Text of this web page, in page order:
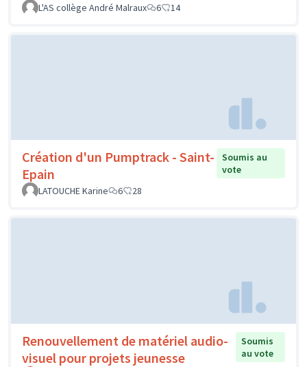
L'AS collège André Malraux
6 14
Création d'un Pumptrack - Saint-
Epain
Soumis au
vote
LATOUCHE Karine
6 28
Renouvellement de matériel audio-
visuel pour projets jeunesse
Soumis
au vote